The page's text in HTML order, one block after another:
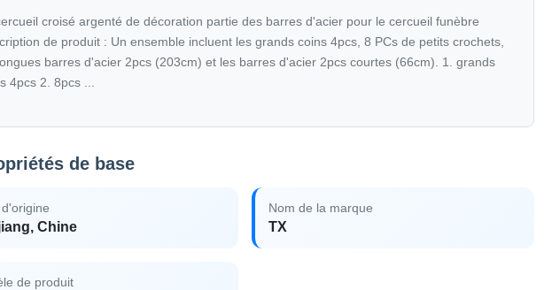
croisé argenté de décoration partie des barres d'acier pour le cercueil funèbre
de produit : Un ensemble incluent les grands coins 4pcs, 8 PCs de petits crochets,
barres d'acier 2pcs (203cm) et les barres d'acier 2pcs courtes (66cm). 1. grands
4pcs 2. 8pcs ...
de base
Chine
Nom de la marque
TX
de produit